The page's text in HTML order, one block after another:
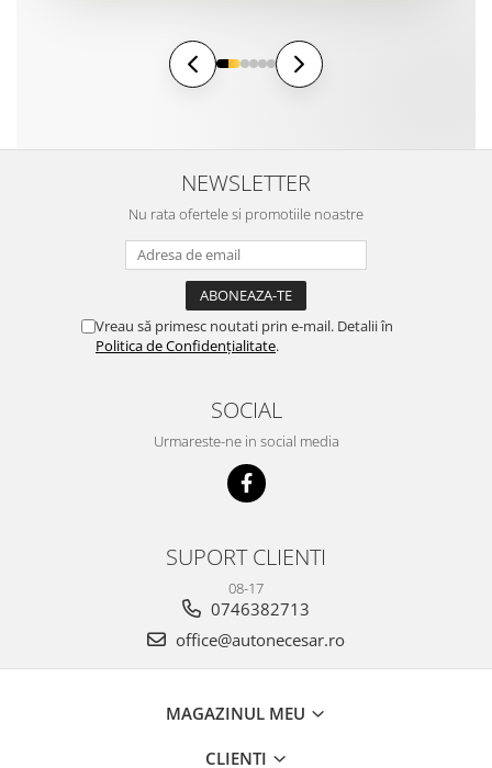
NEWSLETTER
Nu rata ofertele si promotiile noastre
Vreau să primesc noutati prin e-mail. Detalii în
Politica de Confidențialitate.
SOCIAL
Urmareste-ne in social media
SUPORT CLIENTI
08-17
0746382713
office@autonecesar.ro
MAGAZINUL MEU
CLIENTI